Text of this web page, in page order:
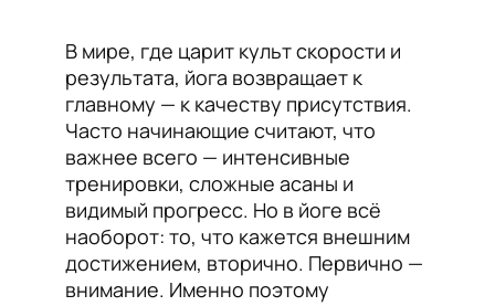
В мире, где царит культ скорости и
результата, йога возвращает к
главному — к качеству присутствия.
Часто начинающие считают, что
важнее всего — интенсивные
тренировки, сложные асаны и
видимый прогресс. Но в йоге всё
наоборот: то, что кажется внешним
достижением, вторично. Первично —
внимание. Именно поэтому